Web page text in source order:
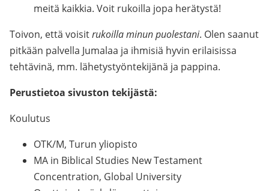
meitä kaikkia. Voit rukoilla jopa herätystä!
Toivon, että voisitrukoilla minun puolestani. Olen saanut
pitkään palvella Jumalaa ja ihmisiä hyvin erilaisissa
tehtävinä, mm. lähetystyöntekijänä ja pappina.
Perustietoa sivuston tekijästä:
Koulutus
OTK/M, Turun yliopisto
MA in Biblical Studies New Testament
Concentration, Global University